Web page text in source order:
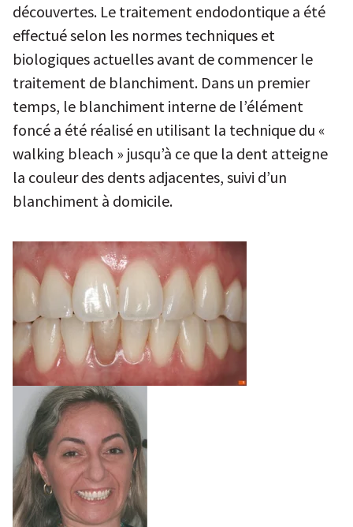
découvertes. Le traitement endodontique a été
effectué selon les normes techniques et
biologiques actuelles avant de commencer le
traitement de blanchiment. Dans un premier
temps, le blanchiment interne de l’élément
foncé a été réalisé en utilisant la technique du «
walking bleach » jusqu’à ce que la dent atteigne
la couleur des dents adjacentes, suivi d’un
blanchiment à domicile.